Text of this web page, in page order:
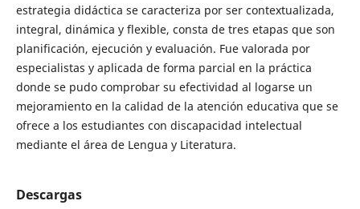
estrategia didáctica se caracteriza por ser contextualizada,
integral, dinámica y flexible, consta de tres etapas que son
planificación, ejecución y evaluación. Fue valorada por
especialistas y aplicada de forma parcial en la práctica
donde se pudo comprobar su efectividad al logarse un
mejoramiento en la calidad de la atención educativa que se
ofrece a los estudiantes con discapacidad intelectual
mediante el área de Lengua y Literatura.
Descargas